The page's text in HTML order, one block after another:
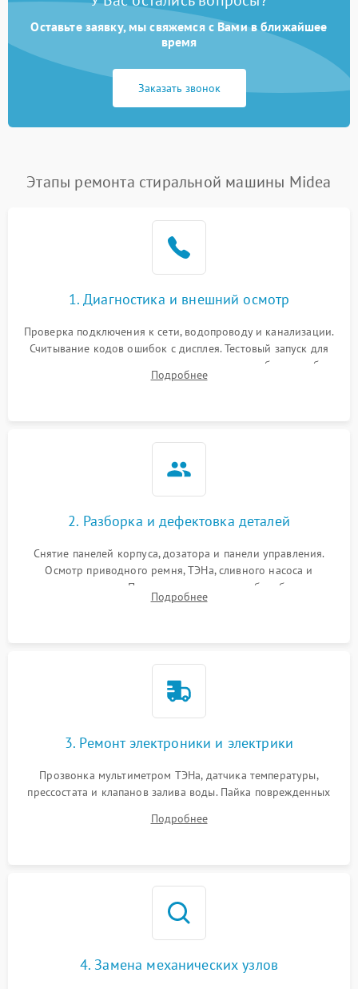
Оставьте заявку, мы свяжемся с Вами в ближайшее
время
Заказать звонок
Этапы ремонта стиральной машины Midea
1. Диагностика и внешний осмотр
Проверка подключения к сети, водопроводу и канализации.
Считывание кодов ошибок с дисплея. Тестовый запуск для
выявления посторонних шумов, протечек или сбоев в работе
электронного модуля управления.
Подробнее
2. Разборка и дефектовка деталей
Снятие панелей корпуса, дозатора и панели управления.
Осмотр приводного ремня, ТЭНа, сливного насоса и
амортизаторов. Проверка подшипников барабана и
крестовины на износ, а манжеты люка на разрывы.
Подробнее
3. Ремонт электроники и электрики
Прозвонка мультиметром ТЭНа, датчика температуры,
прессостата и клапанов залива воды. Пайка поврежденных
Восстановление целостности проводки и контактов.
Подробнее
4. Замена механических узлов